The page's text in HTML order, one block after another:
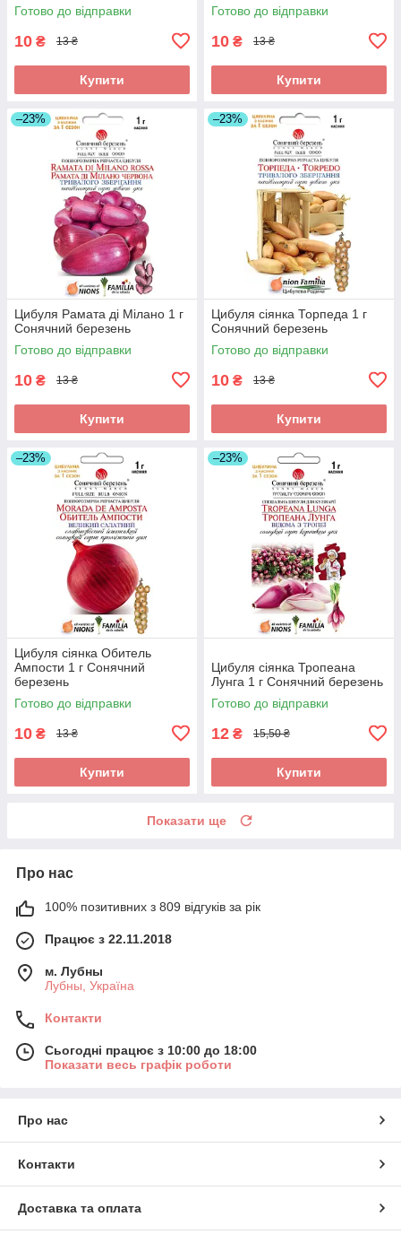
Готово до відправки
10 ₴ 13 ₴
Купити
Готово до відправки
10 ₴ 13 ₴
Купити
–23%
Цибуля Рамата ді Мілано 1 г
Сонячний березень
Готово до відправки
10 ₴ 13 ₴
Купити
–23%
Цибуля сіянка Торпеда 1 г
Сонячний березень
Готово до відправки
10 ₴ 13 ₴
Купити
–23%
Цибуля сіянка Обитель
Ампости 1 г Сонячний
березень
Готово до відправки
10 ₴ 13 ₴
Купити
–23%
Цибуля сіянка Тропеана
Лунга 1 г Сонячний березень
Готово до відправки
12 ₴ 15,50 ₴
Купити
Показати ще
Про нас
100% позитивних з 809 відгуків за рік
Працює з 22.11.2018
м. Лубны
Лубны, Україна
Контакти
Сьогодні працює з 10:00 до 18:00
Показати весь графік роботи
Про нас
Контакти
Доставка та оплата